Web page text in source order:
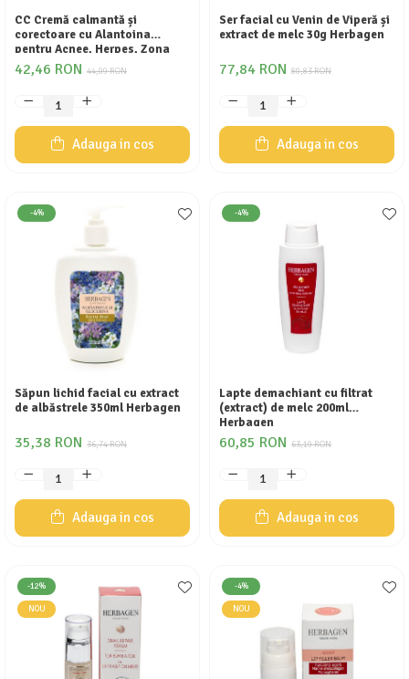
CC Cremă calmantă și
corectoare cu Alantoina
pentru Acnee, Herpes, Zona
zoster, iritatii, roseata 50g
Herbagen
44,09 RON
42,46 RON
Adauga in cos
Ser facial cu Venin de Viperă și
extract de melc 30g Herbagen
80,83 RON
77,84 RON
Adauga in cos
-4%
Săpun lichid facial cu extract
de albăstrele 350ml Herbagen
36,74 RON
35,38 RON
Adauga in cos
-4%
Lapte demachiant cu filtrat
(extract) de melc 200ml
Herbagen
63,19 RON
60,85 RON
Adauga in cos
-12%
NOU
-4%
NOU